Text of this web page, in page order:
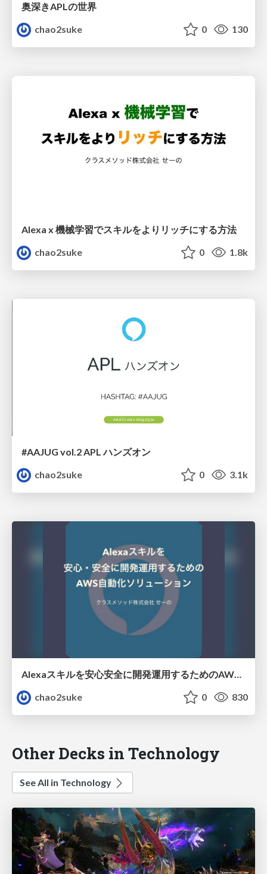
奥深きAPLの世界
chao2suke
0 130
Alexa x 機械学習でスキルをよりリッチにする方法
chao2suke
0 1.8k
#AAJUG vol.2 APL ハンズオン
chao2suke
0 3.1k
Alexaスキルを安心安全に開発運用するためのAWS自動化ソリューション
chao2suke
0 830
Other Decks in Technology
See All in Technology